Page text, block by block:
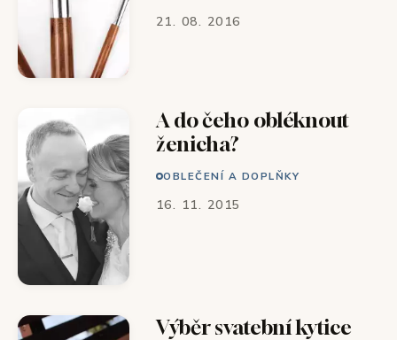
21. 08. 2016
A do čeho obléknout
ženicha?
OBLEČENÍ A DOPLŇKY
16. 11. 2015
Výběr svatební kytice